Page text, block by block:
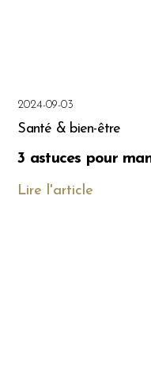
2024-09-03
Santé & bien-être
3 astuces pour
Lire l'article